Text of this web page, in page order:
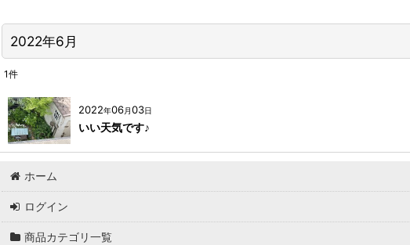
2022年6月
1件
2022年06月03日
いい天気です♪
ホーム
ログイン
商品カテゴリ一覧